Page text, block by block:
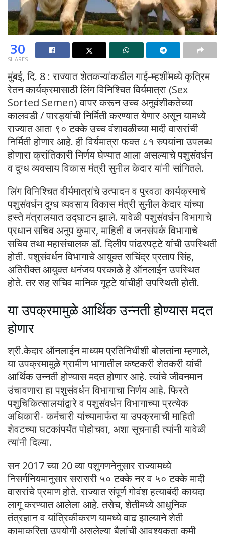
30
SHARES
मुंबई, दि. 8 : राज्यात शेतकऱ्यांकडील गाई-म्हशींमध्ये कृत्रिम
रेतन कार्यक्रमासाठी लिंग विनिश्चित विर्यमात्रा (Sex
Sorted Semen) वापर करून उच्च अनुवंशीकतेच्या
कालवडी / पारड्यांची निर्मिती करण्यात येणार असून यामध्ये
राज्यात आता ९० टक्के उच्च वंशावळीच्या मादी वासरांची
निर्मिती होणार आहे. ही विर्यमात्रा फक्त ८१ रुपयांना उपलब्ध
होणारा क्रांतिकारी निर्णय घेण्यात आला असल्याचे पशुसंवर्धन
व दुग्ध व्यवसाय विकास मंत्री सुनील केदार यांनी सांगितले.
लिंग विनिश्चित वीर्यमात्रांचे उत्पादन व पुरवठा कार्यक्रमाचे
पशुसंवर्धन दुग्ध व्यवसाय विकास मंत्री सुनील केदार यांच्या
हस्ते मंत्रालयात उद्घाटन झाले. यावेळी पशुसंवर्धन विभागाचे
प्रधान सचिव अनुप कुमार, माहिती व जनसंपर्क विभागाचे
सचिव तथा महासंचालक डॉ. दिलीप पांढरपट्टे यांची उपस्थिती
होती. पशुसंवर्धन विभागाचे आयुक्त सचिंद्र प्रताप सिंह,
अतिरीक्त आयुक्त धनंजय परकाळे हे ऑनलाईन उपस्थित
होते. तर सह सचिव मानिक गूट्टे यांचीही उपस्थिती होती.
या उपक्रमामुळे आर्थिक उन्नती होण्यास मदत
होणार
श्री.केदार ऑनलाईन माध्यम प्रतिनिधीशी बोलतांना म्हणाले,
या उपक्रमामुळे ग्रामीण भागातील कष्टकरी शेतकरी यांची
आर्थिक उन्नती होण्यास मदत होणार आहे. त्यांचे जीवनमान
उंचावणारा हा पशुसंवर्धन विभागाचा निर्णय आहे. फिरते
पशुचिकित्सालयांद्वारे व पशुसंवर्धन विभागाच्या प्रत्येक
अधिकारी- कर्मचारी यांच्यामार्फत या उपक्रमाची माहिती
शेवटच्या घटकांपर्यंत पोहोचवा, अशा सूचनाही त्यांनी यावेळी
त्यांनी दिल्या.
सन 2017 च्या 20 व्या पशुगणनेनुसार राज्यामध्ये
निसर्गनियमानुसार सरासरी ५० टक्के नर व ५० टक्के मादी
वासरांचे प्रमाण होते. राज्यात संपूर्ण गोवंश हत्याबंदी कायदा
लागू करण्यात आलेला आहे. तसेच, शेतीमध्ये आधुनिक
तंत्रज्ञान व यांत्रिकीकरण यामध्ये वाढ झाल्याने शेती
कामाकरिता उपयोगी असलेल्या बैलांची आवश्यकता कमी